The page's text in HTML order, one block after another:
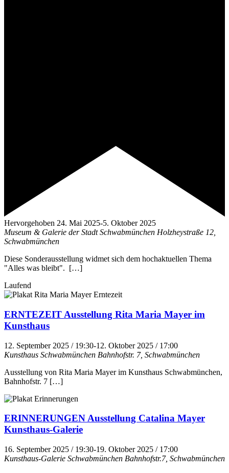
Hervorgehoben 24. Mai 2025-5. Oktober 2025
Museum & Galerie der Stadt Schwabmünchen Holzheystraße 12,
Schwabmünchen
Diese Sonderausstellung widmet sich dem hochaktuellen Thema
"Alles was bleibt". […]
Laufend
ERNTEZEIT Ausstellung Rita Maria Mayer im
Kunsthaus
12. September 2025 / 19:30-12. Oktober 2025 / 17:00
Kunsthaus Schwabmünchen Bahnhofstr. 7, Schwabmünchen
Ausstellung von Rita Maria Mayer im Kunsthaus Schwabmünchen,
Bahnhofstr. 7 […]
ERINNERUNGEN Ausstellung Catalina Mayer
Kunsthaus-Galerie
16. September 2025 / 19:30-19. Oktober 2025 / 17:00
Kunsthaus-Galerie Schwabmünchen Bahnhofstr.7, Schwabmünchen